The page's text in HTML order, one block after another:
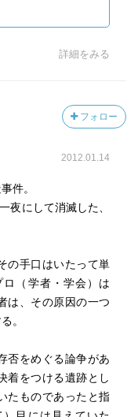
りされていないのに
ことが、今日でも多
詳細をみる
フォロー
2012.01.14
件。
夜にして消滅した、
の手口はいたって単
（学者・学会）は
は、その原因の一つ
。
否をめぐる論争があ
着をつける遺跡とし
たものであったと指